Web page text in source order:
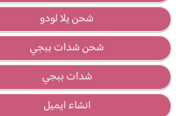
شحن يلا لودو
شحن شدات ببجي
شدات ببجي
انشاء ايميل